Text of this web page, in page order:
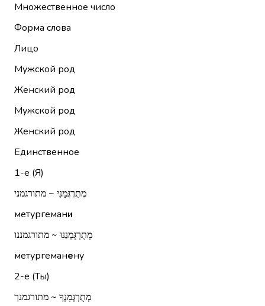
Множественное число
Форма слова
Лицо
Мужской род
Женский род
Мужской род
Женский род
Единственное
1-е (Я)
מְתֻרְגְּמָנִי ~ מתורגמני
метургемани
מְתֻרְגְּמָנֵנוּ ~ מתורגמננו
метургеманену
2-е (Ты)
מְתֻרְגְּמָנְךָ ~ מתורגמנך